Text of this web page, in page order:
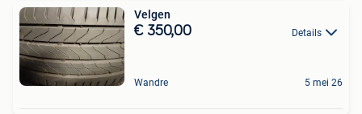
Velgen
€ 350,00 Details
Wandre 5 mei 26